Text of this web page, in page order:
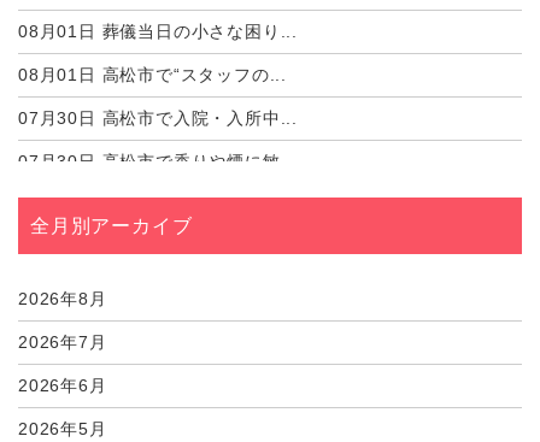
08月01日 葬儀当日の小さな困り...
08月01日 高松市で“スタッフの...
07月30日 高松市で入院・入所中...
07月30日 高松市で香りや煙に敏...
07月30日高松市で喪服をレンタ...
全月別アーカイブ
2026年8月
2026年7月
2026年6月
2026年5月